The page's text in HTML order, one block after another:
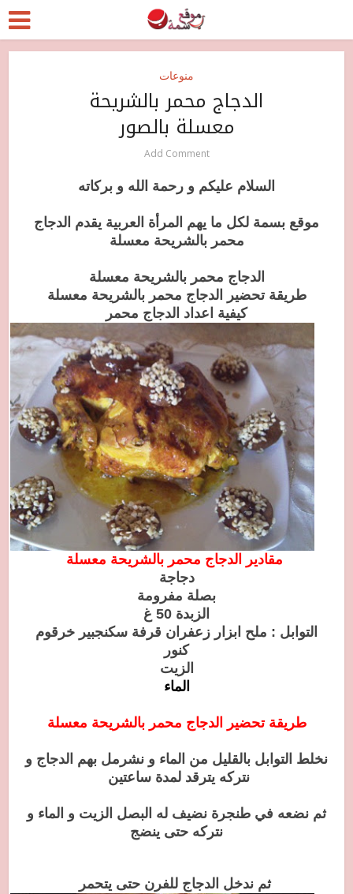
منوعات
الدجاج محمر بالشريحة
معسلة بالصور
Add Comment
السلام عليكم و رحمة الله و بركاته
موقع بسمة لكل ما يهم المرأة العربية يقدم الدجاج
محمر بالشريحة معسلة
الدجاج محمر بالشريحة معسلة
طريقة تحضير الدجاج محمر بالشريحة معسلة
كيفية اعداد الدجاج محمر
مقادير الدجاج محمر بالشريحة معسلة
دجاجة
بصلة مفرومة
الزبدة 50 غ
التوابل : ملح ابزار زعفران قرفة سكنجبير خرقوم
كنور
الزيت
الماء
طريقة تحضير الدجاج محمر بالشريحة معسلة
نخلط التوابل بالقليل من الماء و نشرمل بهم الدجاج و
نتركه يترقد لمدة ساعتين
ثم نضعه في طنجرة نضيف له البصل الزيت و الماء و
نتركه حتى ينضج
ثم ندخل الدجاج للفرن حتى يتحمر